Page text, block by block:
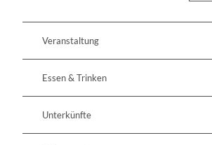
Veranstaltung
Essen & Trinken
Unterkünfte